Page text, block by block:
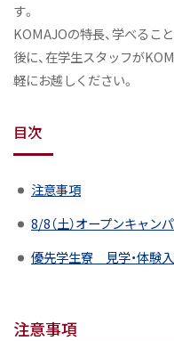
す。
KOMAJOの特長、学べるこ
後に、在学生スタッフが
軽にお越しください。
目次
注意事項
8/8（土）オープンキャン
優先学生寮 見学・体験
注意事項